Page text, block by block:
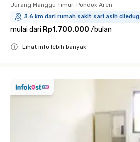
Jurang Manggu Timur, Pondok Aren
3.6 km dari rumah sakit sari asih ciledug
mulai dari Rp1.700.000 /bulan
Lihat info lebih banyak